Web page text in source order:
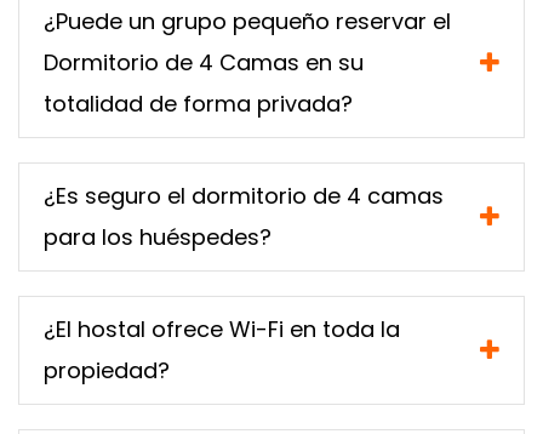
¿Puede un grupo pequeño reservar el
Dormitorio de 4 Camas en su
totalidad de forma privada?
¿Es seguro el dormitorio de 4 camas
para los huéspedes?
¿El hostal ofrece Wi-Fi en toda la
propiedad?